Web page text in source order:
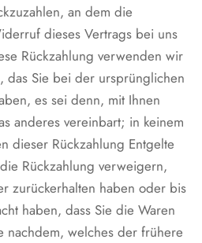
an dem die
dieses Vertrags bei uns
Rückzahlung verwenden wir
das Sie bei der ursprünglichen
es sei denn, mit Ihnen
anderes vereinbart; in keinem
dieser Rückzahlung Entgelte
Rückzahlung verweigern,
zurückerhalten haben oder bis
haben, dass Sie die Waren
nachdem, welches der frühere